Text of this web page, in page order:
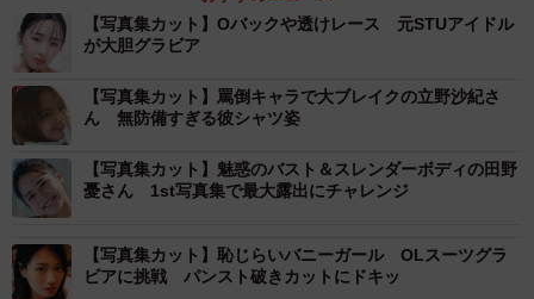
【写真集カット】Oバックや透けレース 元STUアイドル
が大胆グラビア
【写真集カット】罵倒キャラで大ブレイクの立野沙紀さ
ん 無防備すぎる彼シャツ姿
【写真集カット】魅惑のバスト＆スレンダーボディの田野
憂さん 1st写真集で最大露出にチャレンジ
【写真集カット】恥じらいバニーガール OLスーツグラ
ビアに挑戦 パンスト破きカットにドキッ